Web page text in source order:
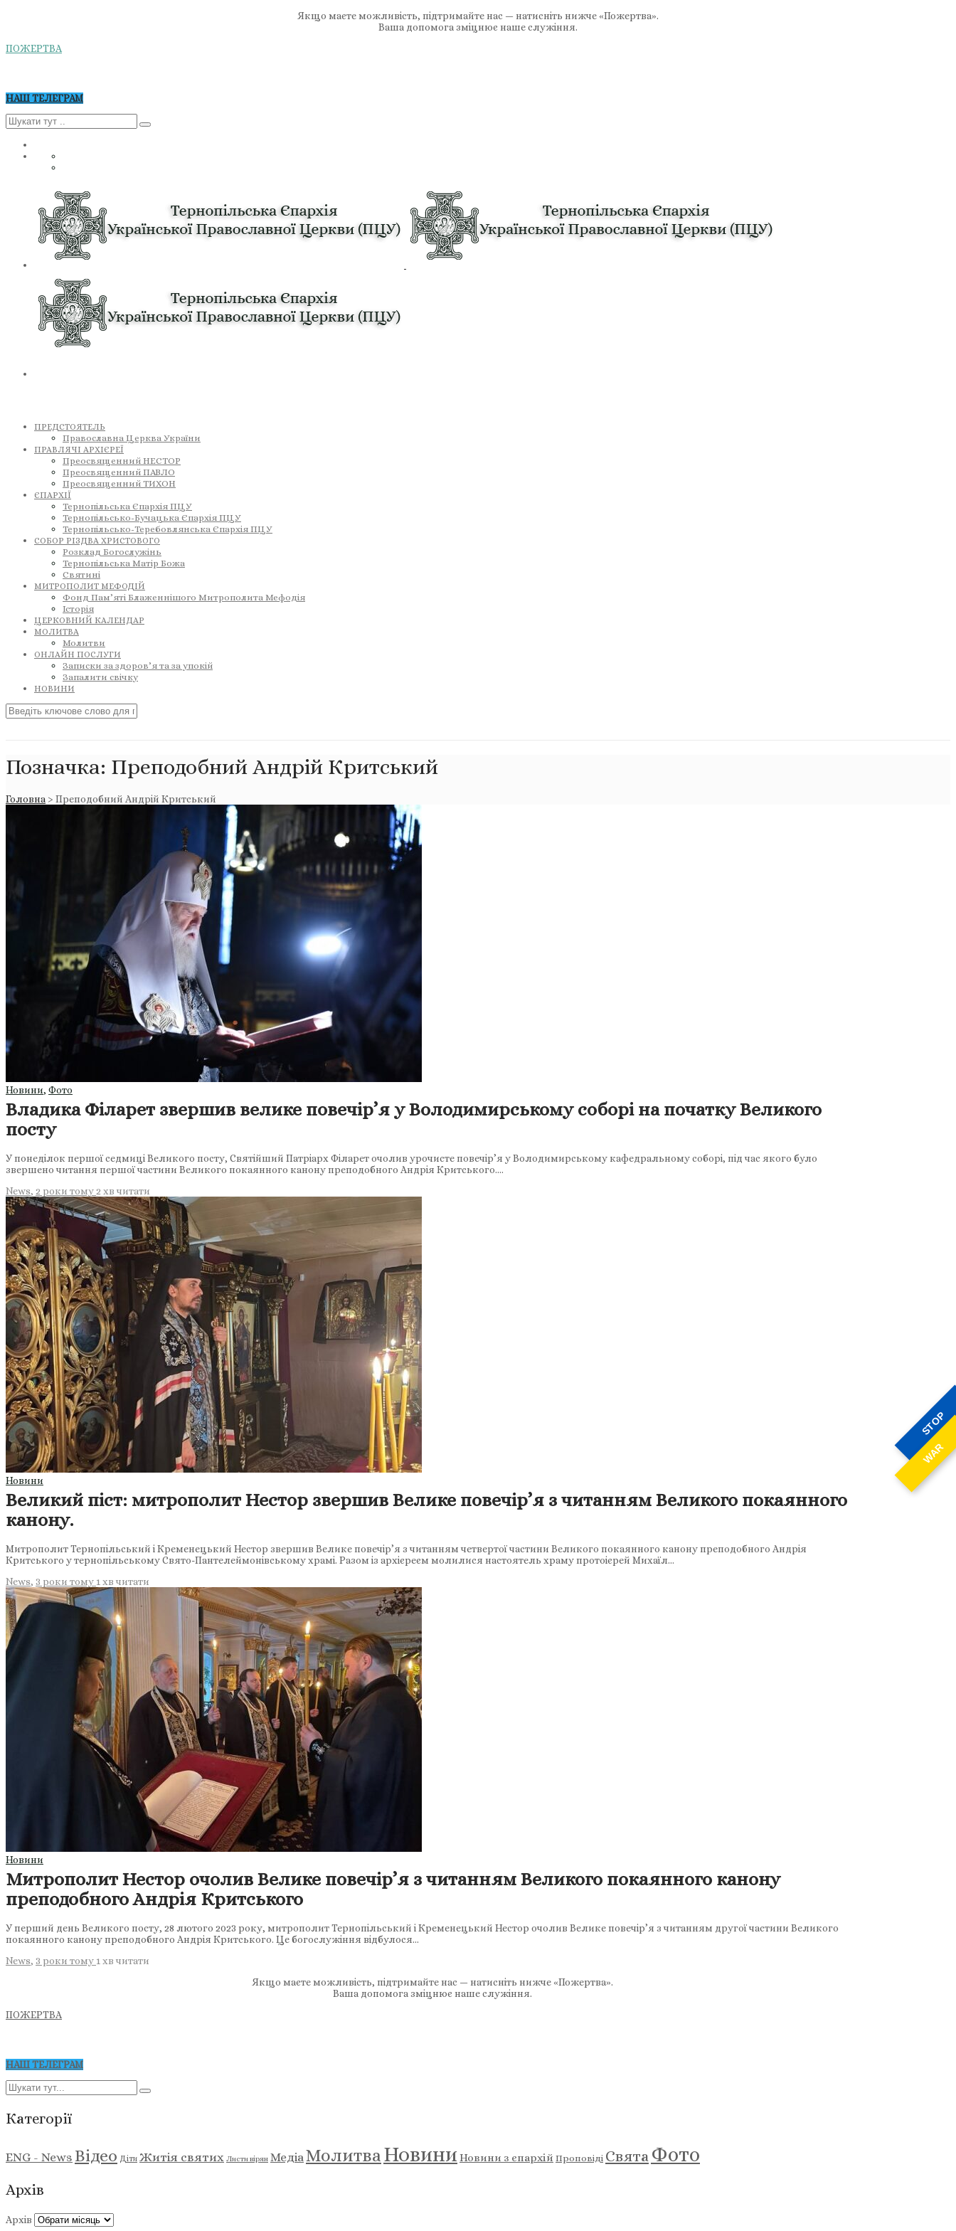
STOP
WAR
Якщо маєте можливість, підтримайте нас — натисніть нижче «Пожертва».
Ваша допомога зміцнює наше служіння.
ПОЖЕРТВА
НАШ ТЕЛЕГРАМ
ПРЕДСТОЯТЕЛЬ
Православна Церква України
ПРАВЛЯЧІ АРХІЄРЕЇ
Преосвященний НЕСТОР
Преосвященний ПАВЛО
Преосвященний ТИХОН
ЄПАРХІЇ
Тернопільська Єпархія ПЦУ
Тернопільсько-Бучацька Єпархія ПЦУ
Тернопільсько-Теребовлянська Єпархія ПЦУ
СОБОР РІЗДВА ХРИСТОВОГО
Розклад Богослужінь
Тернопільська Матір Божа
Святині
МИТРОПОЛИТ МЕФОДІЙ
Фонд Пам’яті Блаженнішого Митрополита Мефодія
Історія
ЦЕРКОВНИЙ КАЛЕНДАР
МОЛИТВА
Молитви
ОНЛАЙН ПОСЛУГИ
Записки за здоров’я та за упокій
Запалити свічку
НОВИНИ
Позначка: Преподобний Андрій Критський
Головна > Преподобний Андрій Критський
Новини, Фото
Владика Філарет звершив велике повечір’я у Володимирському соборі на початку Великого
посту
У понеділок першої седмиці Великого посту, Святійший Патріарх Філарет очолив урочисте повечір’я у Володимирському кафедральному соборі, під час якого було
звершено читання першої частини Великого покаянного канону преподобного Андрія Критського….
News, 2 роки тому 2 хв читати
Новини
Великий піст: митрополит Нестор звершив Велике повечір’я з читанням Великого покаянного
канону.
Митрополит Тернопільський і Кременецький Нестор звершив Велике повечір’я з читанням четвертої частини Великого покаянного канону преподобного Андрія
Критського у тернопільському Свято-Пантелеймонівському храмі. Разом із архієреєм молилися настоятель храму протоієрей Михаїл…
News, 3 роки тому 1 хв читати
Новини
Митрополит Нестор очолив Велике повечір’я з читанням Великого покаянного канону
преподобного Андрія Критського
У перший день Великого посту, 28 лютого 2023 року, митрополит Тернопільський і Кременецький Нестор очолив Велике повечір’я з читанням другої частини Великого
покаянного канону преподобного Андрія Критського. Це богослужіння відбулося…
News, 3 роки тому 1 хв читати
Якщо маєте можливість, підтримайте нас — натисніть нижче «Пожертва».
Ваша допомога зміцнює наше служіння.
ПОЖЕРТВА
НАШ ТЕЛЕГРАМ
Категорії
ENG - News Відео Діти Житія святих Листи вірян МедіаМолитваНовини Новини з єпархій Проповіді Свята Фото
Архів
Архів